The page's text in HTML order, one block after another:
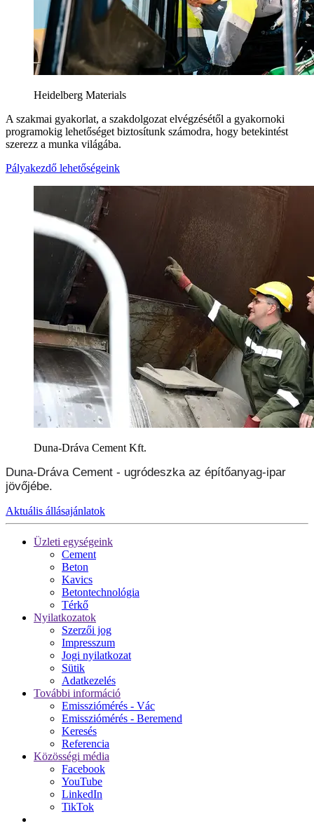
Heidelberg Materials
A szakmai gyakorlat, a szakdolgozat elvégzésétől a gyakornoki
programokig lehetőséget biztosítunk számodra, hogy betekintést
szerezz a munka világába.
Pályakezdő lehetőségeink
Duna-Dráva Cement Kft.
Duna-Dráva Cement - ugródeszka az építőanyag-ipar
jövőjébe.
Aktuális állásajánlatok
Üzleti egységeink
Cement
Beton
Kavics
Betontechnológia
Térkő
Nyilatkozatok
Szerzői jog
Impresszum
Jogi nyilatkozat
Sütik
Adatkezelés
További információ
Emissziómérés - Vác
Emissziómérés - Beremend
Keresés
Referencia
Közösségi média
Facebook
YouTube
LinkedIn
TikTok